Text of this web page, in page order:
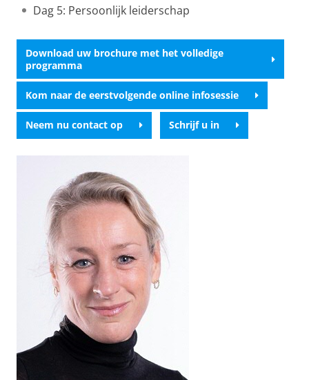
Dag 5: Persoonlijk leiderschap
Download uw brochure met het volledige
programma
Kom naar de eerstvolgende online infosessie
Neem nu contact op Schrijf u in